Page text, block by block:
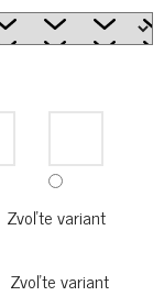
Zvoľte variant
Zvoľte variant